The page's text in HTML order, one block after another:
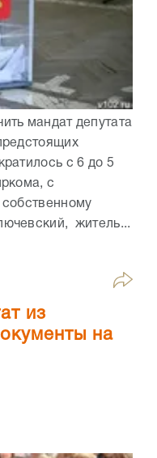
мандат депутата
с 6 до 5
с
житель...
из
на